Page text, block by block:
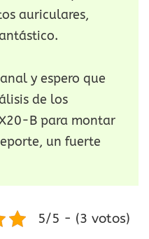
auriculares,
y espero que
de los
B para montar
un fuerte
5/5 - (3 votos)